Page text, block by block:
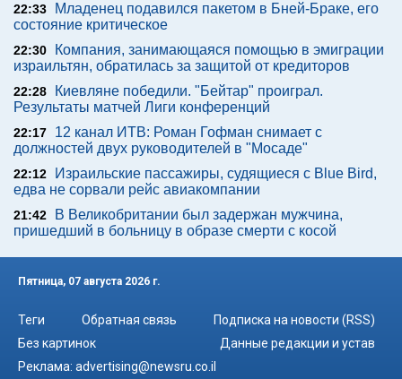
22:33
Младенец подавился пакетом в Бней-Браке, его
состояние критическое
22:30
Компания, занимающаяся помощью в эмиграции
израильтян, обратилась за защитой от кредиторов
22:28
Киевляне победили. "Бейтар" проиграл.
Результаты матчей Лиги конференций
22:17
12 канал ИТВ: Роман Гофман снимает с
должностей двух руководителей в "Мосаде"
22:12
Израильские пассажиры, судящиеся с Blue Bird,
едва не сорвали рейс авиакомпании
21:42
В Великобритании был задержан мужчина,
пришедший в больницу в образе смерти с косой
Пятница, 07 августа 2026 г.
Теги Обратная связь
Подписка на новости (RSS)
Без картинок
Данные редакции и устав
Реклама: advertising@newsru.co.il